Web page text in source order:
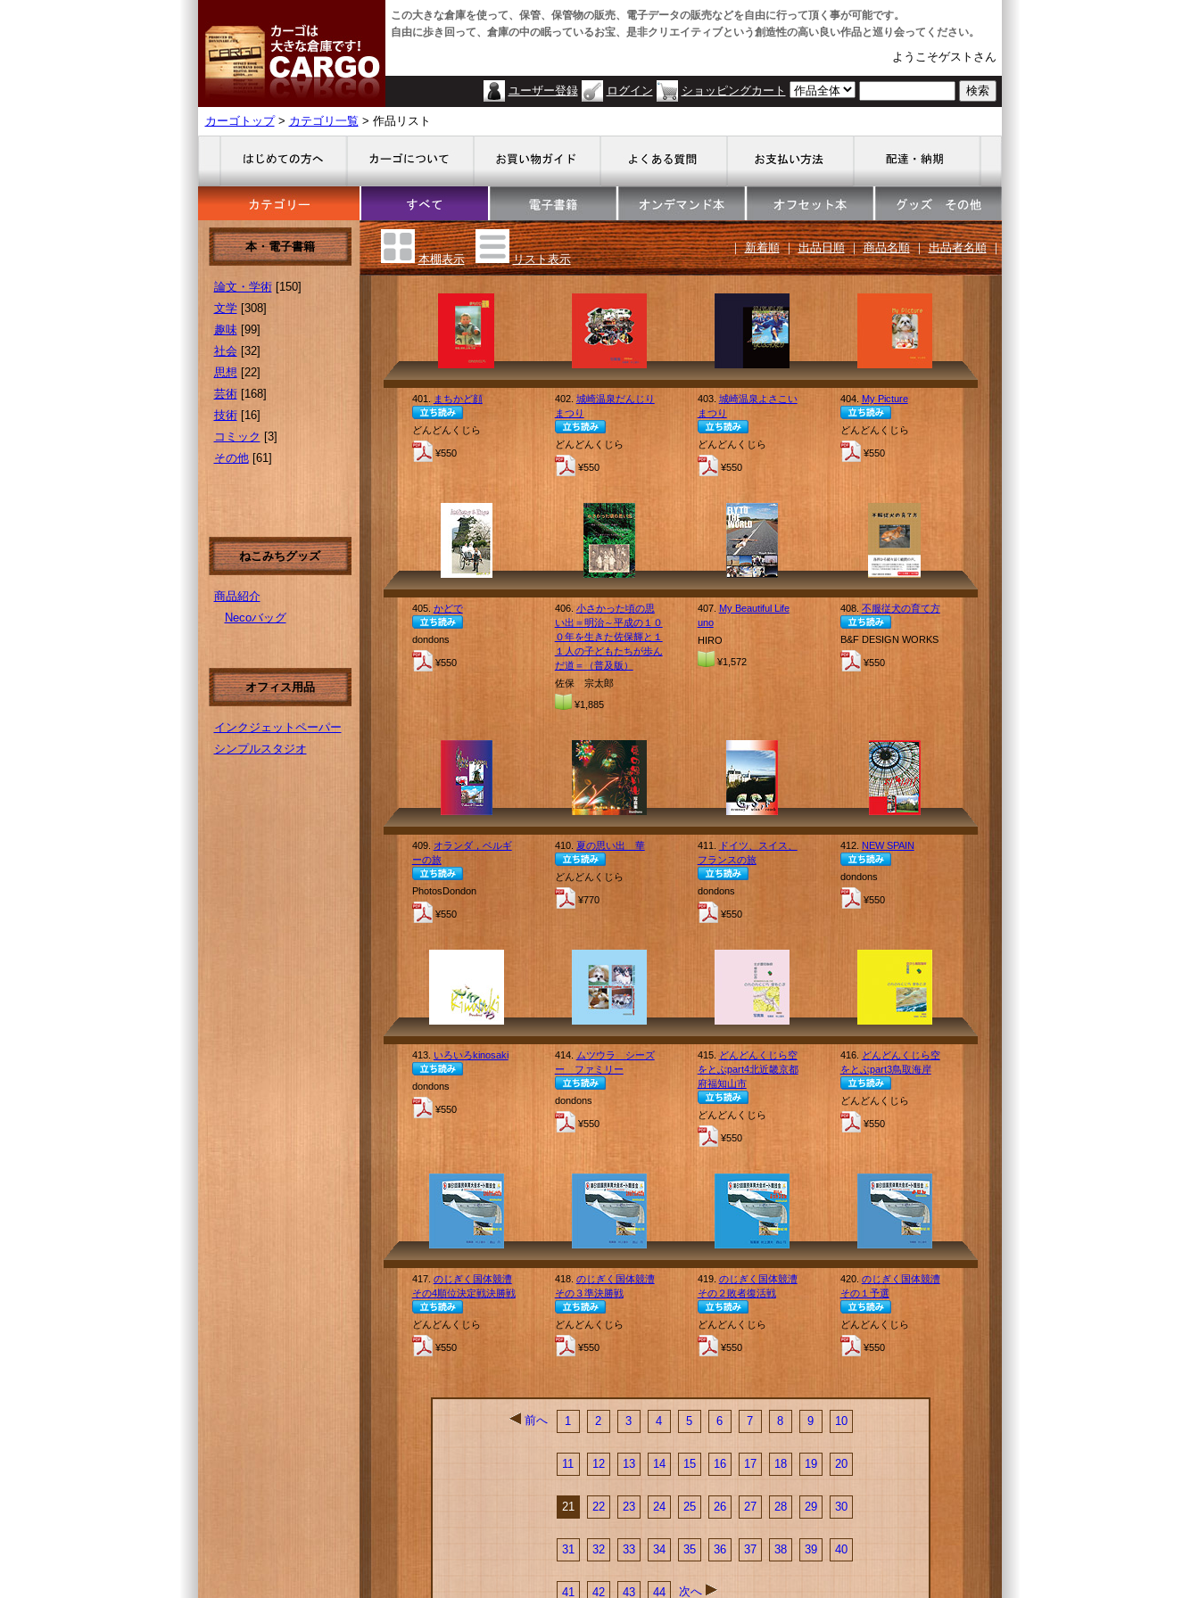
この大きな倉庫を使って、保管、保管物の販売、電子データの販売などを自由に行って頂く事が可能です。
自由に歩き回って、倉庫の中の眠っているお宝、是非クリエイティブという創造性の高い良い作品と巡り会ってください。
ようこそゲストさん
ユーザー登録 ログイン ショッピングカート
カーゴトップ> カテゴリ一覧 > 作品リスト
本・電子書籍
論文・学術[150]
文学[308]
趣味[99]
社会[32]
思想 [22]
芸術[168]
技術[16]
コミック [3]
その他[61]
ねこみちグッズ
商品紹介
Necoバッグ
オフィス用品
インクジェットペーパー
シンプルスタジオ
本棚表示 リスト表示
｜新着順｜出品日順｜商品名順｜出品者名順｜
401. まちかど顔
どんどんくじら
¥550
402. 城崎温泉だんじり
まつり
どんどんくじら
¥550
403. 城崎温泉よさこい
まつり
どんどんくじら
¥550
404. My Picture
どんどんくじら
¥550
405. かどで
dondons
¥550
406. 小さかった頃の思
い出＝明治～平成の１０
０年を生きた佐保輝と１
１人の子どもたちが歩ん
だ道＝（普及版）
佐保 宗太郎
¥1,885
407. My Beautiful Life
uno
HIRO
¥1,572
408. 不服従犬の育て方
B&F DESIGN WORKS
¥550
409. オランダ，ベルギ
ーの旅
PhotosDondon
¥550
410. 夏の思い出 華
どんどんくじら
¥770
411.
ドイツ、スイス、
フランスの旅
dondons
¥550
412. NEW SPAIN
dondons
¥550
413. いろいろkinosaki
dondons
¥550
414.
ムツウラ シーズ
ー ファミリー
dondons
¥550
415. どんどんくじら空
をとぶpart4北近畿京都
府福知山市
どんどんくじら
¥550
416. どんどんくじら空
をとぶpart3鳥取海岸
どんどんくじら
¥550
417. のじぎく国体競漕
その4順位決定戦決勝戦
どんどんくじら
¥550
418. のじぎく国体競漕
その３準決勝戦
どんどんくじら
¥550
419. のじぎく国体競漕
その２敗者復活戦
どんどんくじら
¥550
420. のじぎく国体競漕
その１予選
どんどんくじら
¥550
前へ 1 2 3 4 5 6 7 8 9 10
11 12 13 14 15 16 17 18 19 20
21 22 23 24 25 26 27 28 29 30
31 32 33 34 35 36 37 38 39 40
41 42 43 44 次へ